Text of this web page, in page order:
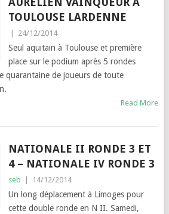
TOULOUSE LARDENNE
24/12/2014
Seul aquitain à Toulouse et première
place sur le podium après 5 rondes
quarantaine de joueurs de toute
Read More
NATIONALE II RONDE 3 ET
4 – NATIONALE IV RONDE 3
seb 14/12/2014
Un long déplacement à Limoges pour
cette double ronde en N II. Samedi,